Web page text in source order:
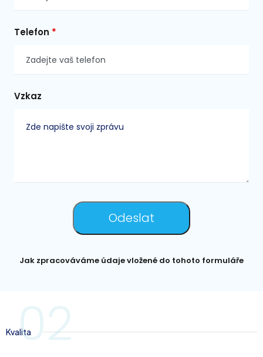
Telefon *
Vzkaz
Jak zpracováváme údaje vložené do tohoto formuláře
Kvalita02